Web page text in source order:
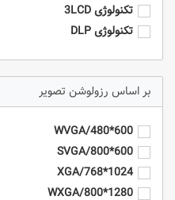
تکنولوژی 3LCD
تکنولوژی DLP
رزولوشن تصویر
600*480/WVGA
600*800/SVGA
1024*768/XGA
1280*800/WXGA